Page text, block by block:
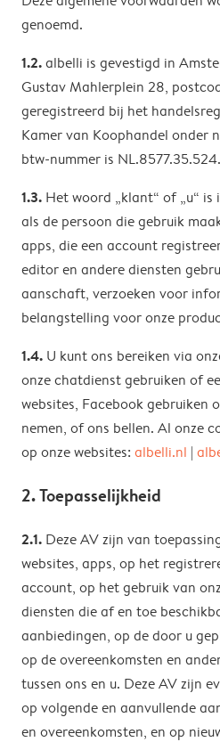
genoemd.
1.2.albelli is gevestigd in
Gustav Mahlerplein 28,
geregistreerd bij het
Kamer van Koophandel onder
btw-nummer is
1.3. Het woord „klant“ of „u“ is
als de persoon die gebruik
apps, die een account
editor en andere diensten
aanschaft, verzoeken voor
belangstelling voor onze
1.4. U kunt ons bereiken via
onze chatdienst gebruiken of
websites, Facebook gebruiken
nemen, of ons bellen. Al onze
op onze websites: albelli.nl |
2. Toepasselijkheid
2.1. Deze AV zijn van
websites, apps, op het
account, op het gebruik van
diensten die af en toe
aanbiedingen, op de door u
op de overeenkomsten en
tussen ons en u. Deze AV zijn
op volgende en aanvullende
en overeenkomsten, en op